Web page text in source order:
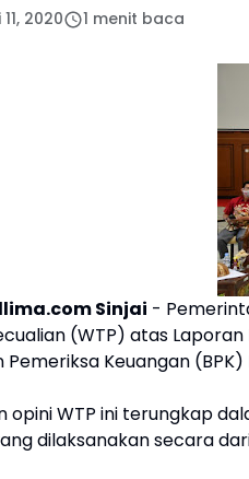
2020 1 menit baca
Sinjai -
(WTP) atas
Pemeriksa Keuangan
opini WTP ini terungkap
dilaksanakan secara